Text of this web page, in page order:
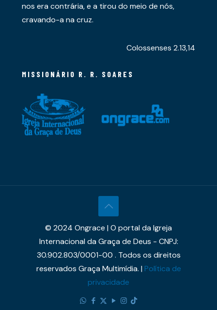
nos era contrária, e a tirou do meio de nós,
cravando-a na cruz.
Colossenses 2.13,14
MISSIONÁRIO R. R. SOARES
© 2024 Ongrace | O portal da Igreja
Internacional da Graça de Deus - CNPJ:
30.902.803/0001-00 . Todos os direitos
reservados Graça Multimídia. |Política de
privacidade